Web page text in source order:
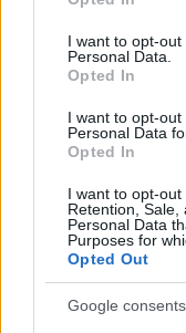
use your data for
consent section.
I want to opt-
Personal Data.
Opted In
I want to opt-
Personal Data
Opted In
I want to opt-out
Retention, Sale,
Personal Data
Purposes for
Opted Out
Google consents